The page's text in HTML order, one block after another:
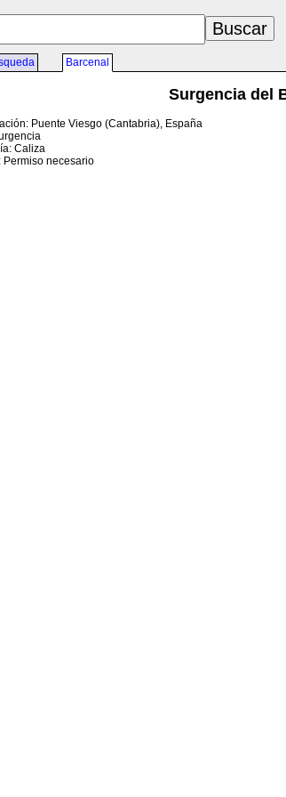
Barcenal
Surgencia del
Puente Viesgo (Cantabria), España
Caliza
Permiso necesario